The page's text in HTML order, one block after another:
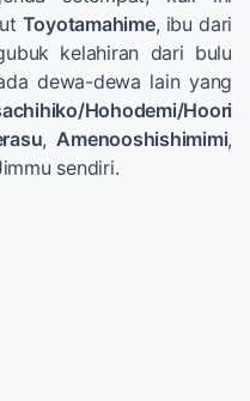
Toyotamahime, ibu dari
kelahiran dari bulu
dewa-dewa lain yang
Hohodemi/Hoori
, Amenooshishimimi,
sendiri.